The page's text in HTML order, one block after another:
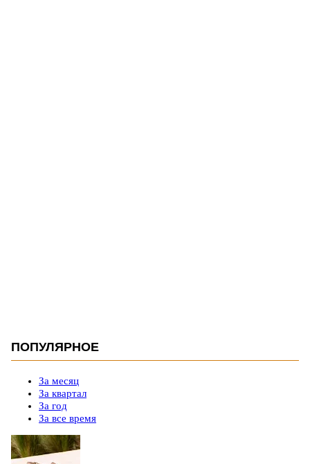
ПОПУЛЯРНОЕ
За месяц
За квартал
За год
За все время